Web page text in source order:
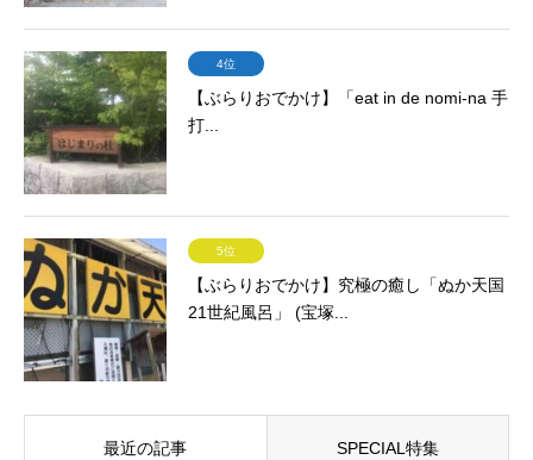
4位
【ぶらりおでかけ】「eat in de nomi-na 手
打...
5位
【ぶらりおでかけ】究極の癒し「ぬか天国
21世紀風呂」 (宝塚...
最近の記事 SPECIAL特集